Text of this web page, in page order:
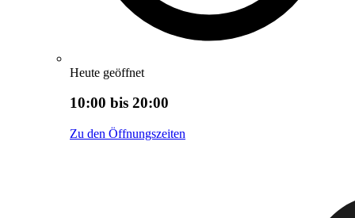
Heute geöffnet
10:00 bis 20:00
Zu den Öffnungszeiten